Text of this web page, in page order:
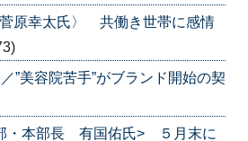
原幸太氏〉 共働き世帯に感情
”美容院苦手”がブランド開始の契
・本部長 有国佑氏> ５月末に